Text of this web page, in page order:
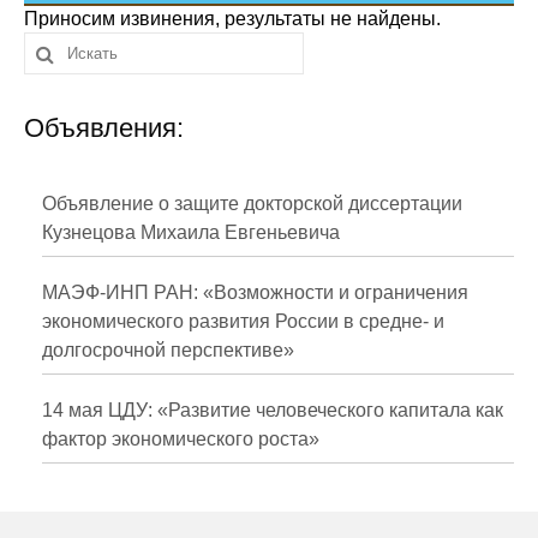
Сотрудники
Отчетность
Противодействие коррупции
Публикации
Научная жизнь
Издания
Проблемы прогнозирования
О журнале
Приносим извинения, результаты не найдены.
Объявления:
Объявление о защите докторской диссертации
Кузнецова Михаила Евгеньевича
МАЭФ-ИНП РАН: «Возможности и ограничения
экономического развития России в средне- и
долгосрочной перспективе»
14 мая ЦДУ: «Развитие человеческого капитала как
фактор экономического роста»